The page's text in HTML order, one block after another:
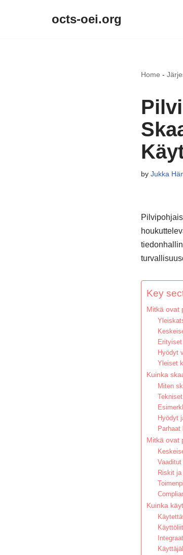
octs-oei.org
Home -
by Jukka
Key
Mitkä ovat
Hyödyt
Yleiset
Kuinka
Miten
Hyödyt
Mitkä ovat
Riskit
Kuinka